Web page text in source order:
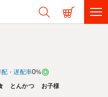
配・遅配率0%
とんかつ お子様